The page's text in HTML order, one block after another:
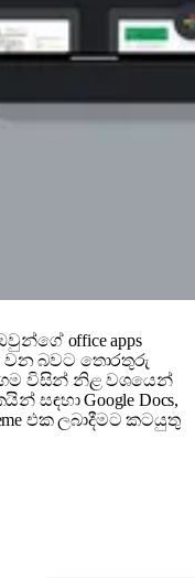
office apps
වන බවට තොරතුරු
විසින් නිළ වශයෙන්
සඳහා Google Docs,
එක ලබාදීමට කටයුතු